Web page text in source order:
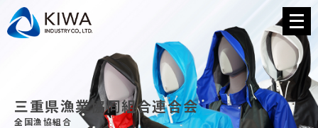
メ
ニ
ュ
ー
を
開
く
三重県漁業協同組合連合会
全国漁協組合